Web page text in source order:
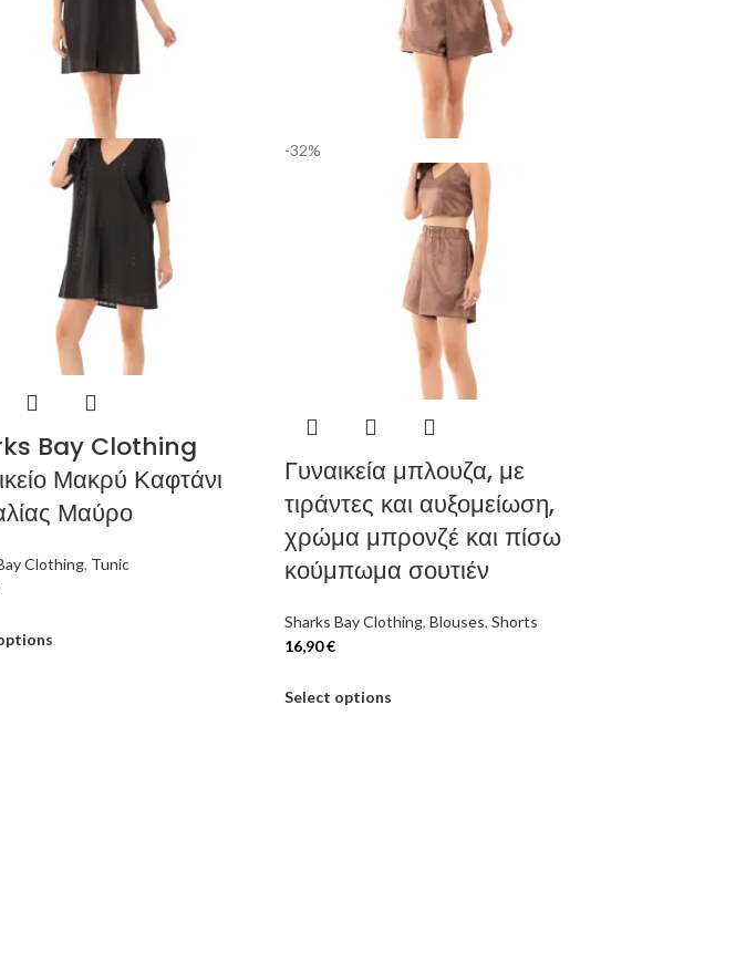
Bay Clothing
Μακρύ Καφτάνι
Μαύρο
Clothing, Tunic
-32%
Γυναικεία μπλουζα, με
τιράντες και αυξομείωση,
χρώμα μπρονζέ και πίσω
κούμπωμα σουτιέν
Sharks Bay Clothing, Blouses, Shorts
16,90€
Select options